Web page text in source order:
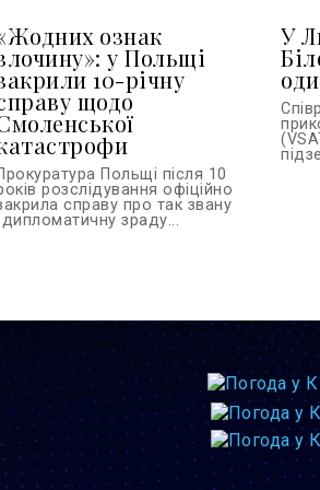
ознак
у Польщі
10-річну
щодо
Польщі після 10
розслідування офіційно
справу про так звану
зраду...
У